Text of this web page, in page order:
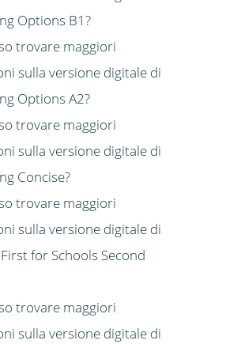
Options B1?
trovare maggiori
sulla versione digitale di
Options A2?
trovare maggiori
sulla versione digitale di
Concise?
trovare maggiori
sulla versione digitale di
for Schools Second
trovare maggiori
sulla versione digitale di